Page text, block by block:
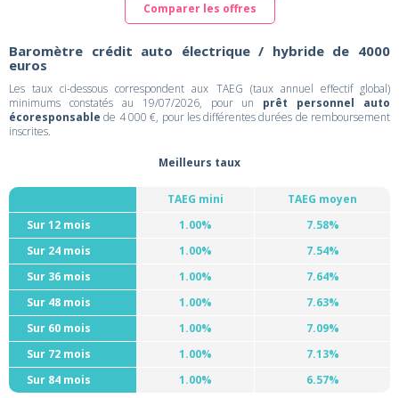
Comparer les offres
Baromètre crédit auto électrique / hybride de 4000
euros
Les taux ci-dessous correspondent aux TAEG (taux annuel effectif global)
minimums constatés au 19/07/2026, pour un prêt personnel auto
écoresponsable de 4 000 €, pour les différentes durées de remboursement
inscrites.
Meilleurs taux
TAEG mini
TAEG moyen
Sur 12 mois
1.00%
7.58%
Sur 24 mois
1.00%
7.54%
Sur 36 mois
1.00%
7.64%
Sur 48 mois
1.00%
7.63%
Sur 60 mois
1.00%
7.09%
Sur 72 mois
1.00%
7.13%
Sur 84 mois
1.00% 6.57%